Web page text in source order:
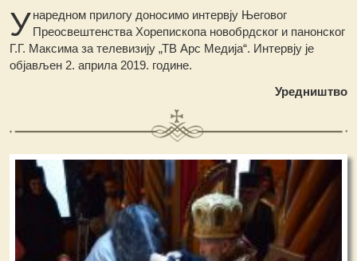
Унаредном прилогу доносимо интервју Његовог
Преосвештенства Хорепископа новобрдског и панонског
Г.Г. Максима за телевизију „ТВ Арс Медија“. Интервју је
објављен 2. априла 2019. године.
Уредништво